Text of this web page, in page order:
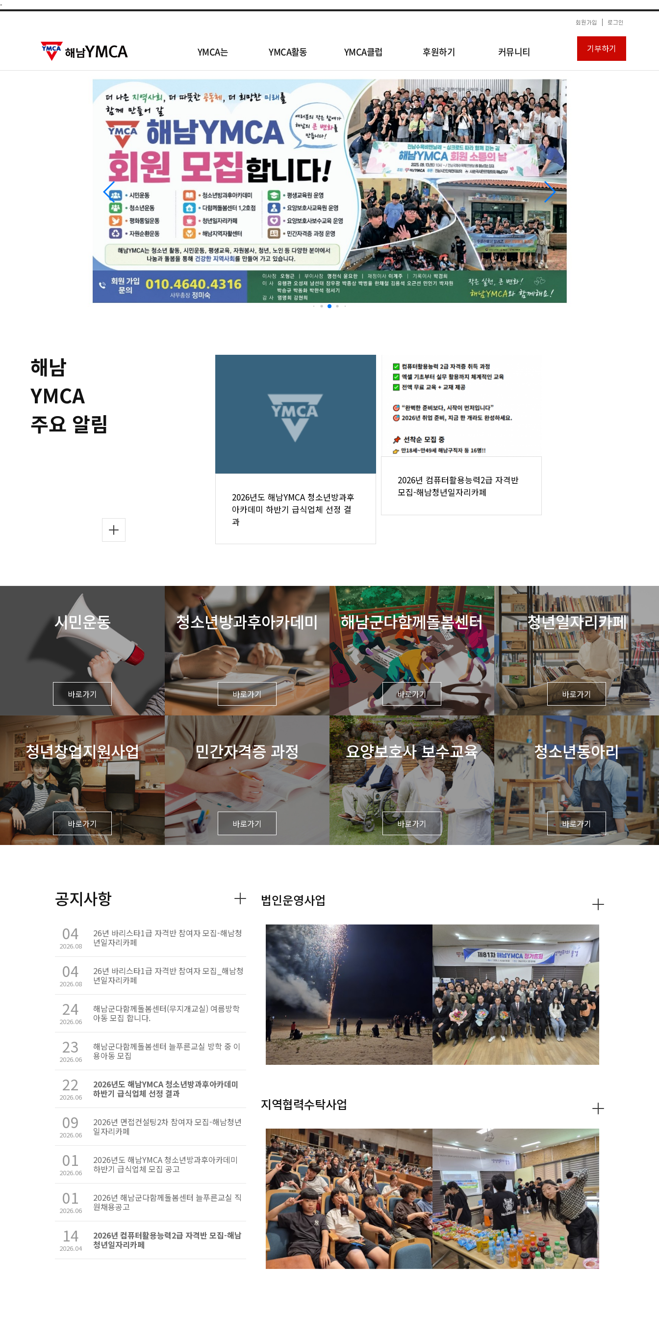
-
회원가입 로그인
YMCA는 YMCA활동 YMCA클럽 후원하기 커뮤니티 기부하기
해남
YMCA
주요 알림
2026년도 해남YMCA 청소년방과후
아카데미 하반기 급식업체 선정 결
과
2026년 컴퓨터활용능력2급 자격반
모집-해남청년일자리카페
시민운동
바로가기
청소년방과후아카데미
바로가기
해남군다함께돌봄센터
바로가기
청년일자리카페
바로가기
청년창업지원사업
바로가기
민간자격증 과정
바로가기
요양보호사 보수교육
바로가기
청소년동아리
바로가기
공지사항
04
2026.08
26년 바리스타1급 자격반 참여자 모집-해남청
년일자리카페
04
2026.08
26년 바리스타1급 자격반 참여자 모집_해남청
년일자리카페
24
2026.06
해남군다함께돌봄센터(무지개교실) 여름방학
아동 모집 합니다.
23
2026.06
해남군다함께돌봄센터 늘푸른교실 방학 중 이
용아동 모집
22
2026.06
2026년도 해남YMCA 청소년방과후아카데미
하반기 급식업체 선정 결과
09
2026.06
2026년 면접컨설팅2차 참여자 모집-해남청년
일자리카페
01
2026.06
2026년도 해남YMCA 청소년방과후아카데미
하반기 급식업체 모집 공고
01
2026.06
2026년 해남군다함께돌봄센터 늘푸른교실 직
원채용공고
14
2026.04
2026년 컴퓨터활용능력2급 자격반 모집-해남
청년일자리카페
법인운영사업
2026년 해남YMCA 탄소중립가족캠프 (오
시아노) 1차
제81차 정기총회
02-26
지역협력수탁사업
"꿈터" 가족체험 발레 관람 지젤
07-21
"꿈터" 주말체험 두륜산에서 달리고, 꿈터
시장에서 즐기고!
06-29